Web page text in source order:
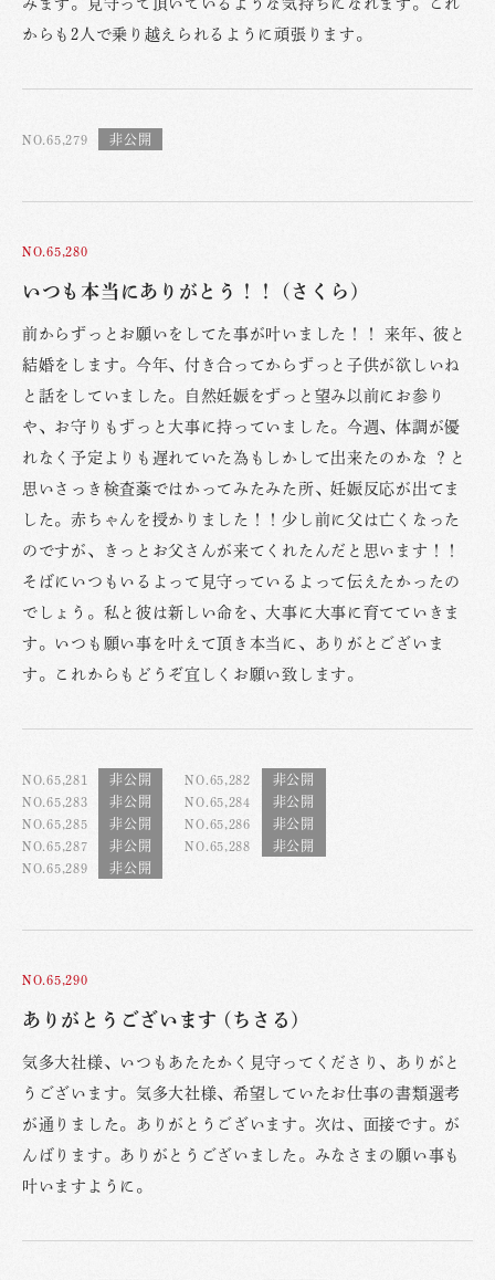
からも2人で乗り越えられるように頑張ります。
NO.65,279
NO.65,280
いつも本当にありがとう！！ (さくら)
前からずっとお願いをしてた事が叶いました！！ 来年、彼と
結婚をします。今年、付き合ってからずっと子供が欲しいね
と話をしていました。自然妊娠をずっと望み以前にお参り
や、お守りもずっと大事に持っていました。今週、体調が優
れなく予定よりも遅れていた為もしかして出来たのかな ？と
思いさっき検査薬ではかってみたみた所、妊娠反応が出てま
した。赤ちゃんを授かりました！！少し前に父は亡くなった
のですが、きっとお父さんが来てくれたんだと思います！！
そばにいつもいるよって見守っているよって伝えたかったの
でしょう。私と彼は新しい命を、大事に大事に育てていきま
す。いつも願い事を叶えて頂き本当に、ありがとございま
す。これからもどうぞ宜しくお願い致します。
NO.65,281
NO.65,282
NO.65,283
NO.65,284
NO.65,285
NO.65,286
NO.65,287
NO.65,288
NO.65,289
NO.65,290
ありがとうございます (ちさる)
気多大社様、いつもあたたかく見守ってくださり、ありがと
うございます。気多大社様、希望していたお仕事の書類選考
が通りました。ありがとうございます。次は、面接です。が
んばります。ありがとうございました。みなさまの願い事も
叶いますように。